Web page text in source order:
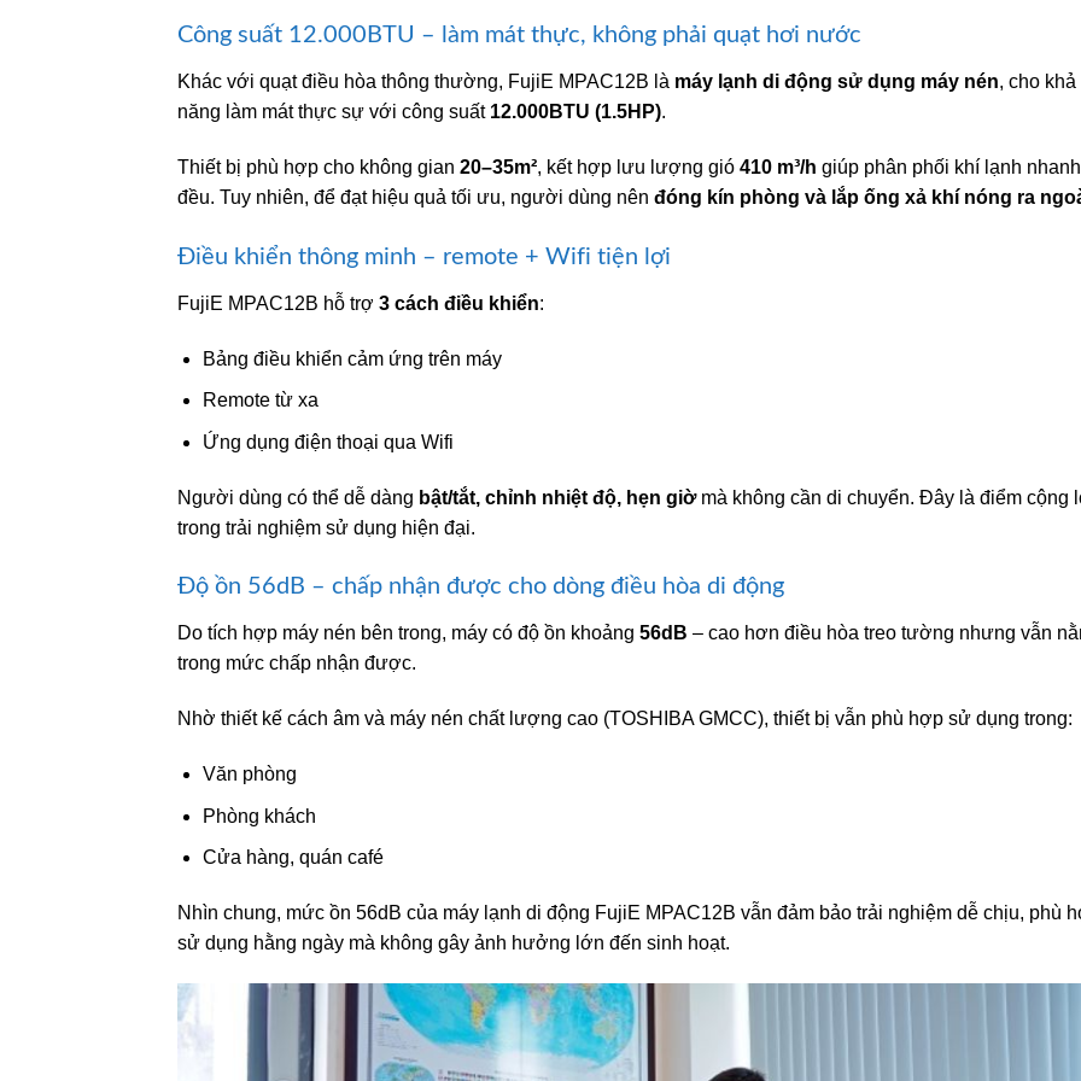
Công suất 12.000BTU – làm mát thực, không phải quạt hơi nước
Khác với quạt điều hòa thông thường, FujiE MPAC12B là máy lạnh di động sử dụng máy nén, cho khả
năng làm mát thực sự với công suất 12.000BTU (1.5HP).
Thiết bị phù hợp cho không gian 20–35m², kết hợp lưu lượng gió 410 m³/h giúp phân phối khí lạnh
đều. Tuy nhiên, để đạt hiệu quả tối ưu, người dùng nên đóng kín phòng và lắp ống xả khí nóng ra
Điều khiển thông minh – remote + Wifi tiện lợi
FujiE MPAC12B hỗ trợ 3 cách điều khiển:
Bảng điều khiển cảm ứng trên máy
Remote từ xa
Ứng dụng điện thoại qua Wifi
Người dùng có thể dễ dàng bật/tắt, chỉnh nhiệt độ, hẹn giờmà không cần di chuyển. Đây là điểm cộng
trong trải nghiệm sử dụng hiện đại.
Độ ồn 56dB – chấp nhận được cho dòng điều hòa di động
Do tích hợp máy nén bên trong, máy có độ ồn khoảng 56dB – cao hơn điều hòa treo tường nhưng vẫn
trong mức chấp nhận được.
Nhờ thiết kế cách âm và máy nén chất lượng cao (TOSHIBA GMCC), thiết bị vẫn phù hợp sử dụng trong:
Văn phòng
Phòng khách
Cửa hàng, quán café
Nhìn chung, mức ồn 56dB của máy lạnh di động FujiE MPAC12B vẫn đảm bảo trải nghiệm dễ chịu, phù
sử dụng hằng ngày mà không gây ảnh hưởng lớn đến sinh hoạt.